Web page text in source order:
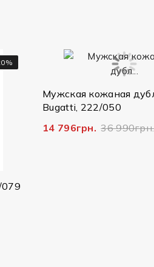
Мужская кожаная
Bugatti, 222/050
14 796грн.
36 990грн.